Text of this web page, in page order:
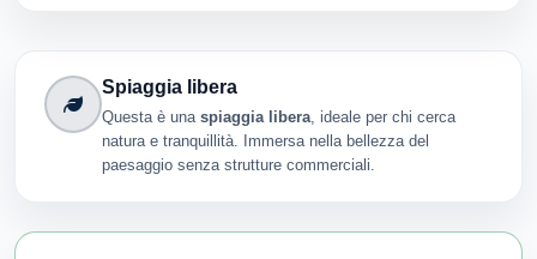
Spiaggia libera
Questa è una spiaggia libera, ideale per chi cerca
natura e tranquillità. Immersa nella bellezza del
paesaggio senza strutture commerciali.